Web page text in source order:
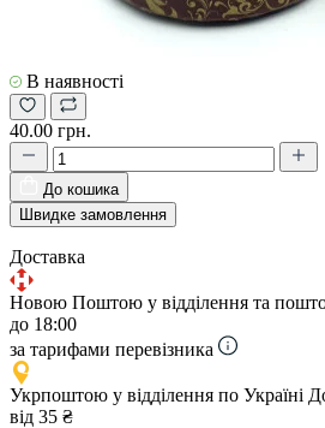
В наявності
40.00 грн.
До кошика
Швидке замовлення
Доставка
Новою Поштою у відділення та
до 18:00
за тарифами перевізника
Укрпоштою у відділення по Україні
від 35 ₴